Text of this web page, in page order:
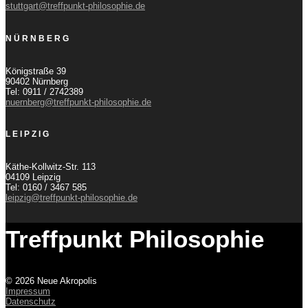
stuttgart@treffpunkt-philosophie.de
NÜRNBERG
Königstraße 39
90402 Nürnberg
Tel: 0911 / 2742389
nuernberg@treffpunkt-philosophie.de
LEIPZIG
Käthe-Kollwitz-Str. 113
04109 Leipzig
Tel: 0160 / 3467 585
leipzig@treffpunkt-philosophie.de
Treffpunkt Philosophie
© 2026 Neue Akropolis
Impressum
Datenschutz